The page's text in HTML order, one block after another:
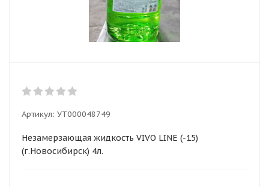
Артикул: УТ000048749
Незамерзающая жидкость VIVO LINE (-15)
(г.Новосибирск) 4л.